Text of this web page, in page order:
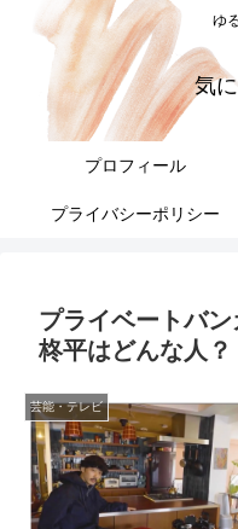
ゆ
気
プロフィール
プライバシーポリシー
プライベートバ
柊平はどんな人？
芸能・テレビ